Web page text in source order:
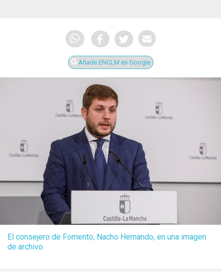
Añade ENCLM en Google
El consejero de Fomento, Nacho Hernando, en una imagen
de archivo.